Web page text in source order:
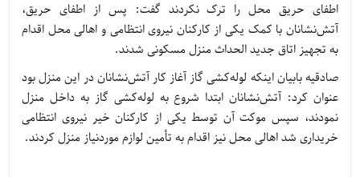
اطفای حریق محل را ترک نکردند گفت: پس از اطفای حریق،
آتش‌نشانان با کمک یکی از کارکنان نیروی انتظامی و اهالی محل اقدام
به تجهیز اتاق جدید الحداث منزل مسکونی شدند.
صادقیه بابیان اینکه لوله‌کشی گاز آغاز کار آتش‌نشانان در این منزل بود
عنوان کرد: آتش‌نشانان ابتدا شروع به لوله‌کشی گاز به داخل منزل
نمودند، سپس موکت آن توسط یکی از کارکنان خیر نیروی انتظامی
خریداری شد اهالی محل نیز اقدام به تأمین لوازم موردنیاز منزل کردند.